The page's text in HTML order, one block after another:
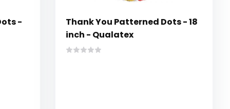
-
Thank You Patterned Dots - 18
inch - Qualatex